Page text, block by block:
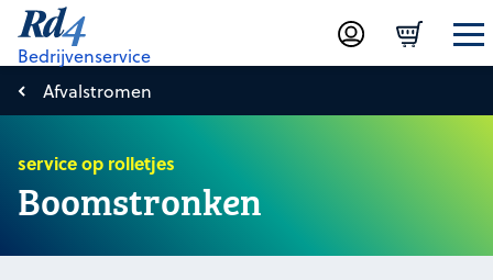
Bedrijvenservice
Afvalstromen
Boomstronken
service op rolletjes